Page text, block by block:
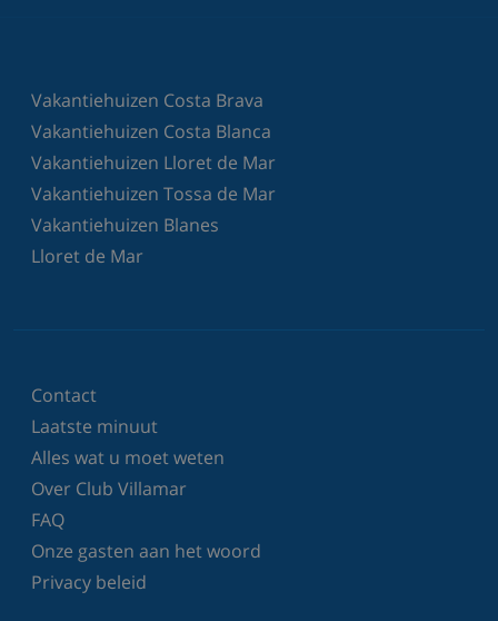
Vakantiehuizen Costa Brava
Vakantiehuizen Costa Blanca
Vakantiehuizen Lloret de Mar
Vakantiehuizen Tossa de Mar
Vakantiehuizen Blanes
Lloret de Mar
Contact
Laatste minuut
Alles wat u moet weten
Over Club Villamar
FAQ
Onze gasten aan het woord
Privacy beleid